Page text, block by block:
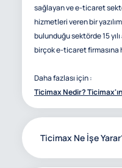
sağlayan ve e-ticaret
hizmetleri veren bir
bulunduğu sektörde 15
birçok e-ticaret firmasına
Daha fazlası için :
Ticimax Nedir?
Ticimax Ne İşe